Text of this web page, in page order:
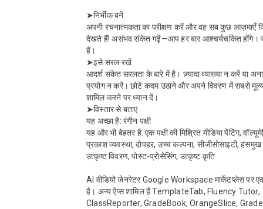
➤निर्भीक बनें
अपनी रचनात्मकता का परीक्षण करें और वह सब कुछ आज़माएँ
देखते हैं! असंभव संकेत गढ़ें—आप हर बार आश्चर्यचकित होंगे।
हैं।
➤इसे सरल रखें
आदर्श संकेत सरलता के बारे में है। ज़्यादा व्याख्या न करें या
प्रयोग न करें। छोटे कदम उठाने और अपने विवरण में सबसे
शामिल करने पर ध्यान दें।
➤विस्तार से बताएं
यह अच्छा है: रंगीन पक्षी
यह और भी बेहतर है: एक पक्षी की मिश्रित मीडिया पेंटिंग,
प्रकाश व्यवस्था, दोपहर, उच्च कल्पना, सीजीसोसाइटी, हंसमुख
उत्कृष्ट विवरण, पोस्ट-प्रोसेसिंग, उत्कृष्ट कृति
AI वीडियो जेनरेटर Google Workspace मार्केटप्लेस पर
है। अन्य ऐप्स शामिल हैं TemplateTab, Fluency Tutor,
ClassReporter, GradeBook, OrangeSlice,